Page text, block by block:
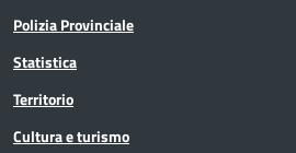
Polizia Provinciale
Statistica
Territorio
Cultura e turismo